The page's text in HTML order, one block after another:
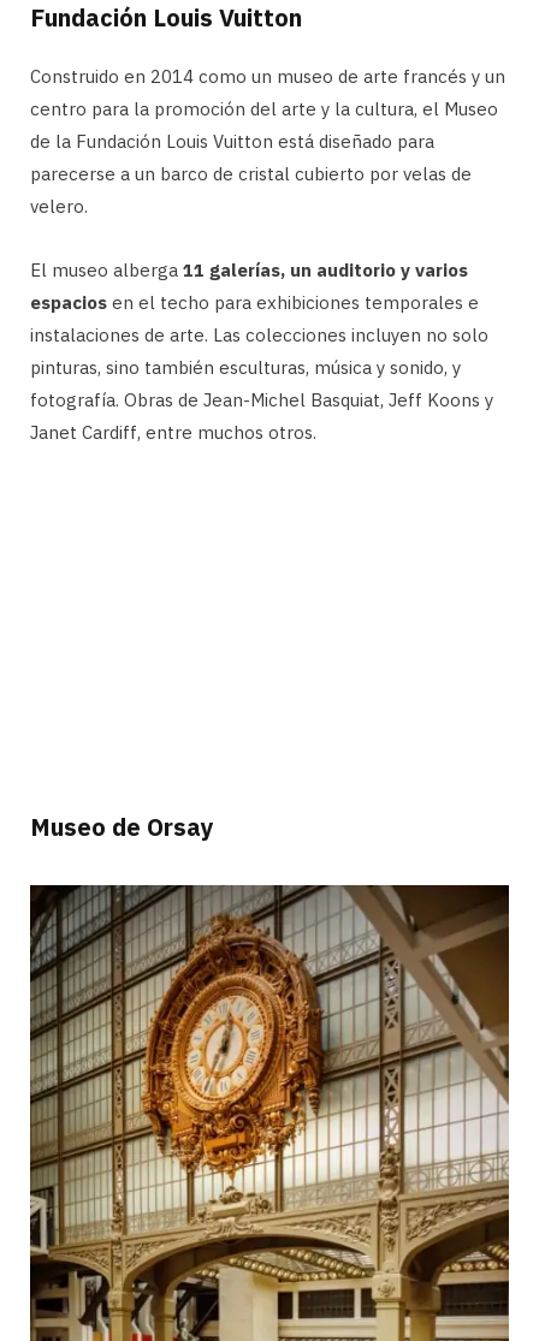
Fundación Louis Vuitton
Construido en 2014 como un museo de arte francés y un
centro para la promoción del arte y la cultura, el Museo
de la Fundación Louis Vuitton está diseñado para
parecerse a un barco de cristal cubierto por velas de
velero.
El museo alberga 11 galerías, un auditorio y varios
espacios en el techo para exhibiciones temporales e
instalaciones de arte. Las colecciones incluyen no solo
pinturas, sino también esculturas, música y sonido, y
fotografía. Obras de Jean-Michel Basquiat, Jeff Koons y
Janet Cardiff, entre muchos otros.
Museo de Orsay